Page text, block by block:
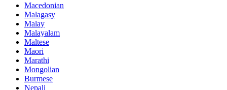
Macedonian
Malagasy
Malay
Malayalam
Maltese
Maori
Marathi
Mongolian
Burmese
Nepali